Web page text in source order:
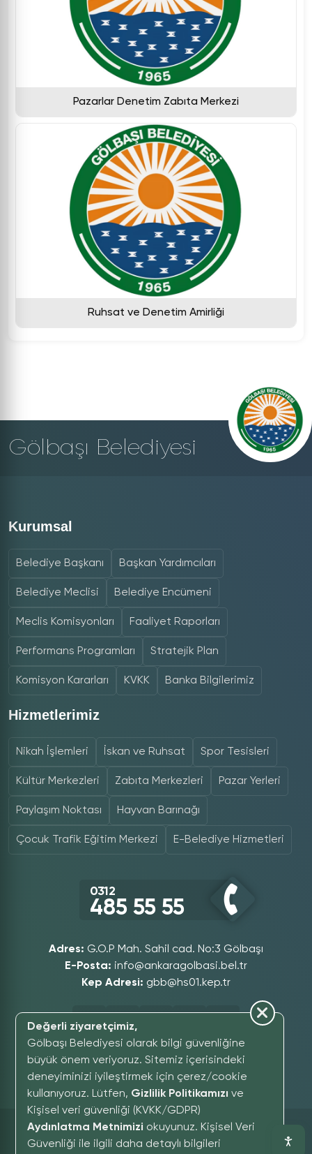
Pazarlar Denetim Zabıta Merkezi
Ruhsat ve Denetim Amirliği
Gölbaşı Belediyesi
Kurumsal
Belediye Başkanı Başkan Yardımcıları
Belediye Meclisi Belediye Encümeni
Meclis Komisyonları Faaliyet Raporları
Performans Programları Stratejik Plan
Komisyon Kararları KVKK Banka Bilgilerimiz
Hizmetlerimiz
Nikah İşlemleri İskan ve Ruhsat Spor Tesisleri
Kültür Merkezleri Zabıta Merkezleri Pazar Yerleri
Paylaşım Noktası Hayvan Barınağı
Çocuk Trafik Eğitim Merkezi E-Belediye Hizmetleri
0312
485 55 55
Adres: G.O.P Mah. Sahil cad. No:3 Gölbaşı
E-Posta: info@ankaragolbasi.bel.tr
Kep Adresi: gbb@hs01.kep.tr
Sitede Paylaşılan İçeriklerin Tüm Hakları Saklıdır,
Gölbaşı Belediyesi yazılı izni alınmadan
Değerli ziyaretçimiz,
Gölbaşı Belediyesi olarak bilgi güvenliğine
büyük önem veriyoruz. Sitemiz içerisindeki
deneyiminizi iyileştirmek için çerez/cookie
kullanıyoruz. Lütfen, Gizlilik Politikamızı ve
Kişisel veri güvenliği (KVKK/GDPR)
Aydınlatma Metnimizi okuyunuz. Kişisel Veri
Güvenliği ile ilgili daha detaylı bilgileri